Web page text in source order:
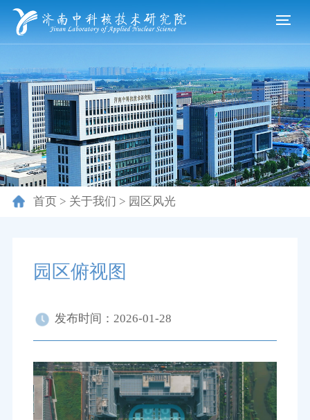
首页> 关于我们 > 园区风光
园区俯视图
发布时间：2026-01-28